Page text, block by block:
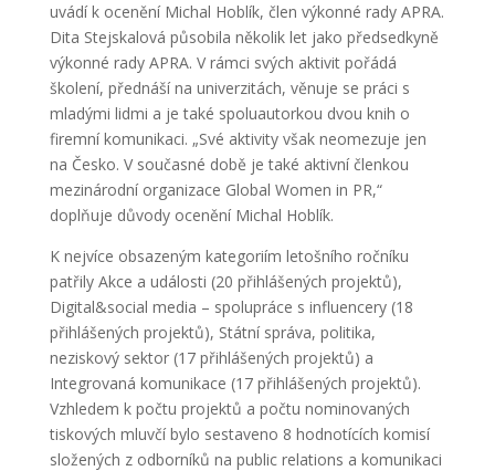
uvádí k ocenění Michal Hoblík, člen výkonné rady APRA.
Dita Stejskalová působila několik let jako předsedkyně
výkonné rady APRA. V rámci svých aktivit pořádá
školení, přednáší na univerzitách, věnuje se práci s
mladými lidmi a je také spoluautorkou dvou knih o
firemní komunikaci. „Své aktivity však neomezuje jen
na Česko. V současné době je také aktivní členkou
mezinárodní organizace Global Women in PR,“
doplňuje důvody ocenění Michal Hoblík.
K nejvíce obsazeným kategoriím letošního ročníku
patřily Akce a události (20 přihlášených projektů),
Digital&social media – spolupráce s influencery (18
přihlášených projektů), Státní správa, politika,
neziskový sektor (17 přihlášených projektů) a
Integrovaná komunikace (17 přihlášených projektů).
Vzhledem k počtu projektů a počtu nominovaných
tiskových mluvčí bylo sestaveno 8 hodnotících komisí
složených z odborníků na public relations a komunikaci